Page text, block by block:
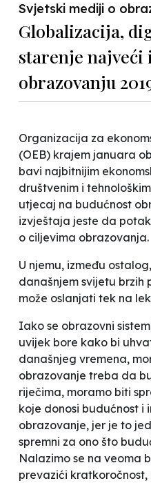
Svjetski mediji o
Globalizacija,
starenje najveći
obrazovanju
Organizacija za
(OEB) krajem januara
bavi najbitnijim
društvenim i
utjecaj na budućnost
izvještaja jeste da
o ciljevima obrazovanja.
U njemu, između
današnjem svijetu brzih
može oslanjati tek na
Iako se obrazovni
uvijek bore kako bi
današnjeg vremena,
obrazovanje treba da
riječima, moramo biti
koje donosi budućnost i
obrazovanje, jer je to
spremni za ono što
Nalazimo se na veoma
prevazići